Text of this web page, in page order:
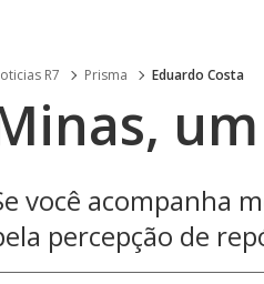
R7 Prisma Eduardo Costa
você acompanha
percepção de